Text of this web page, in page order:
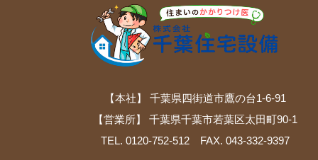
【本社】 千葉県四街道市鷹の台1-6-91
【営業所】 千葉県千葉市若葉区太田町90-1
TEL. 0120-752-512 FAX. 043-332-9397